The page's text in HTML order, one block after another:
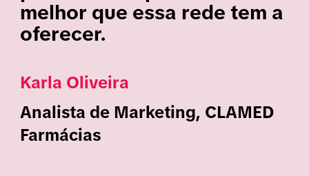
melhor que essa rede tem a
oferecer.
Karla Oliveira
Analista de Marketing, CLAMED
Farmácias